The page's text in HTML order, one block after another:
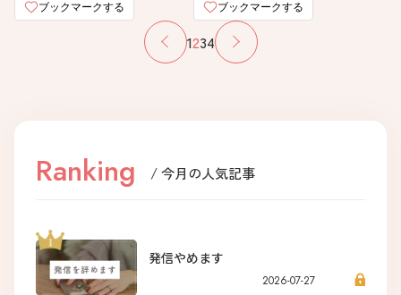
ブックマークする ブックマークする
1234
Ranking / 今月の人気記事
発信やめます
2026-07-27